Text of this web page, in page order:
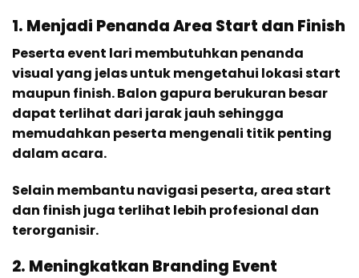
1. Menjadi Penanda Area Start dan Finish
Peserta event lari membutuhkan penanda
visual yang jelas untuk mengetahui lokasi start
maupun finish. Balon gapura berukuran besar
dapat terlihat dari jarak jauh sehingga
memudahkan peserta mengenali titik penting
dalam acara.
Selain membantu navigasi peserta, area start
dan finish juga terlihat lebih profesional dan
terorganisir.
2. Meningkatkan Branding Event